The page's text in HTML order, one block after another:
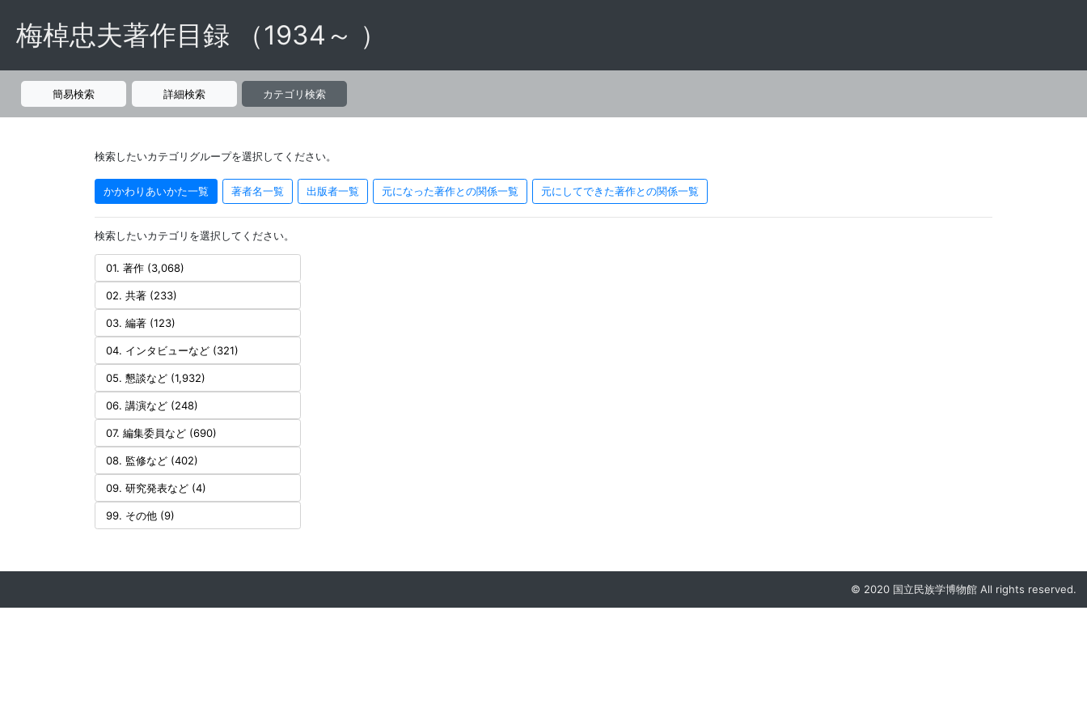
梅棹忠夫著作目録 （1934～ ）
簡易検索 詳細検索 カテゴリ検索
検索したいカテゴリグループを選択してください。
かかわりあいかた一覧 著者名一覧 出版者一覧 元になった著作との関係一覧 元にしてできた著作との関係一覧
検索したいカテゴリを選択してください。
01. 著作 (3,068)
02. 共著 (233)
03. 編著 (123)
04. インタビューなど (321)
05. 懇談など (1,932)
06. 講演など (248)
07. 編集委員など (690)
08. 監修など (402)
09. 研究発表など (4)
99. その他 (9)
© 2020 国立民族学博物館 All rights reserved.